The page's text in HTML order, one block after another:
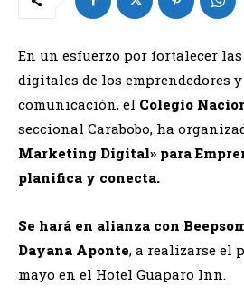
En un esfuerzo por fortalecer
digitales de los emprendedores
comunicación, el Colegio
seccional Carabobo, ha
Marketing Digital» para
planifica y conecta.
Se hará en alianza con
Dayana Aponte, a realizarse el
mayo en el Hotel Guaparo Inn.